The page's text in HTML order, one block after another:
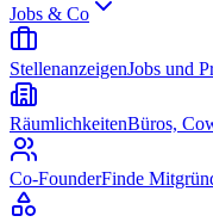
Jobs & Co
StellenanzeigenJobs und
RäumlichkeitenBüros,
Co-FounderFinde